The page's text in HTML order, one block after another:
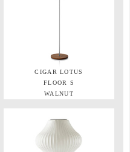
CIGAR LOTUS
FLOOR S
WALNUT